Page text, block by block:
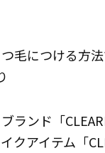
毛につける方
ランド「
クアイテム「